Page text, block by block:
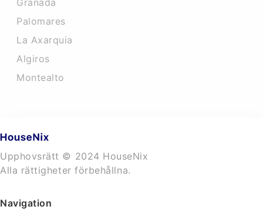
Granada
Palomares
La Axarquia
Algiros
Montealto
Upphovsrätt © 2024 HouseNix
Alla rättigheter förbehållna.
Navigation